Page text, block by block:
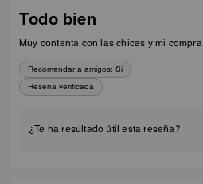
Todo bien
Muy contenta con las chicas y mi compra
Recomendar a amigos: Sí
Reseña verificada
¿Te ha resultado útil esta reseña?